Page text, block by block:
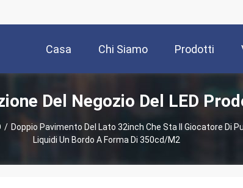
Casa Chi Siamo Prodotti
Del Negozio Del LED
/ Doppio Pavimento Del Lato 32inch Che Sta Il Giocatore Di
Liquidi Un Bordo A Forma Di 350cd/m2